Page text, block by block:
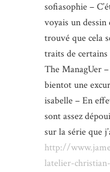
sofiasophie –
voyais un dessin
trouvé que cela
traits de
The ManagUer
bientot une
isabelle – En
sont assez
sur la série que
http://
latelier-